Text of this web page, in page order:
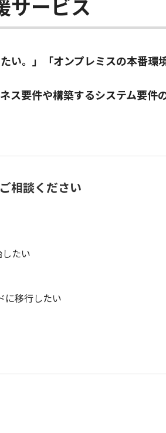
サービス
い。」「オンプレミスの本番
ス要件や構築するシステム要件
相談ください
たい
に移行したい